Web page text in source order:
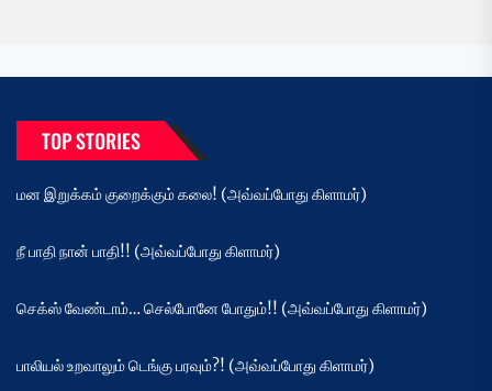
TOP STORIES
மன இறுக்கம் குறைக்கும் கலை! (அவ்வப்போது கிளாமர்)
நீ பாதி நான் பாதி!! (அவ்வப்போது கிளாமர்)
செக்ஸ் வேண்டாம்… செல்போனே போதும்!! (அவ்வப்போது கிளாமர்)
பாலியல் உறவாலும் டெங்கு பரவும்?! (அவ்வப்போது கிளாமர்)